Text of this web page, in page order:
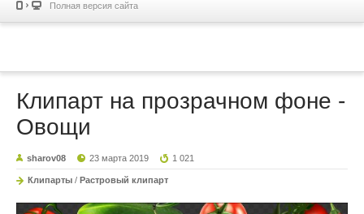
Полная версия сайта
Клипарт на прозрачном фоне -
Овощи
sharov08 23 марта 2019 1 021
Клипарты / Растровый клипарт